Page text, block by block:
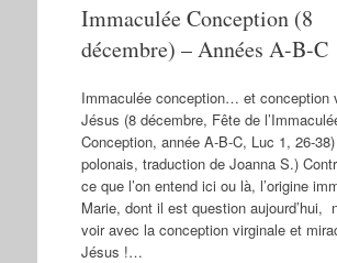
Immaculée Conception (8
décembre) – Années A-B-C
Immaculée conception… et conception
Jésus (8 décembre, Fête de
Conception, année A-B-C, Luc 1, 26-
polonais, traduction de Joanna S.)
ce que l’on entend ici ou là, l’origine
Marie, dont il est question aujourd’hui,
voir avec la conception virginale et
Jésus !…